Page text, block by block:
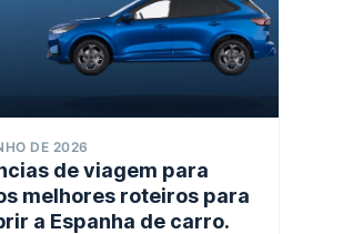
DE 2026
de viagem para
melhores roteiros para
a Espanha de carro.